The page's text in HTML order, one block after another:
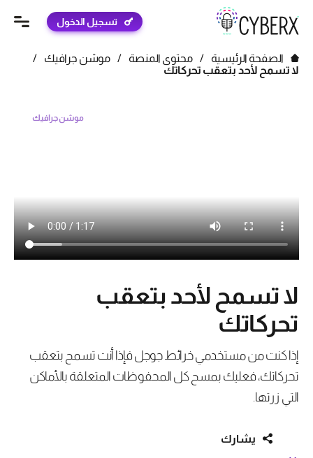
تسجيل الدخول
الصفحة الرئيسية / محتوى المنصة / موشن جرافيك
/
لا تسمح لأحد بتعقب تحركاتك
موشن جرافيك
لا تسمح لأحد بتعقب
تحركاتك
إذا كنت من مستخدمي خرائط جوجل فإذا أنت تسمح بتعقب
تحركاتك، فعليك بمسح كل المحفوظات المتعلقة بالأماكن
التي زرتها.
يشارك